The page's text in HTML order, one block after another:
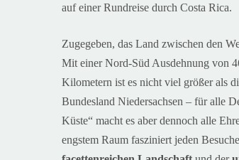
auf einer Rundreise durch Costa Rica.
Zugegeben, das Land zwischen den
Mit einer Nord-Süd Ausdehnung von
Kilometern ist es nicht viel größer als
Bundesland Niedersachsen – für alle
Küste“ macht es aber dennoch alle
engstem Raum fasziniert jeden